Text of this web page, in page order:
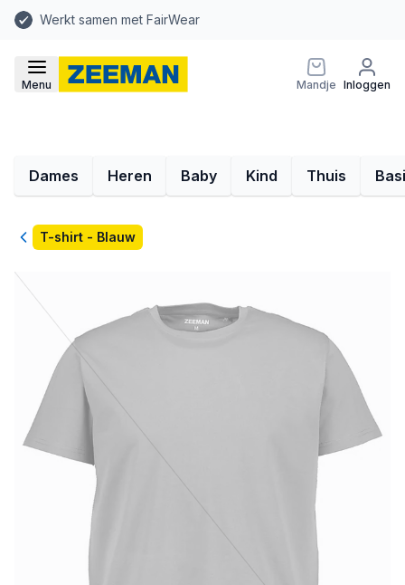
Werkt samen met FairWear
Menu Mandje Inloggen
Dames Heren Baby Kind Thuis
TerugT-shirt - Blauw